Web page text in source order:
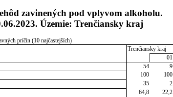
zavinených pod vplyvom alkoholu.
Územie: Trenčiansky kraj
príčin (10 najčastejších)
Trenčiansky kraj
01
54 9
100 100
35 2
64,8 22,2